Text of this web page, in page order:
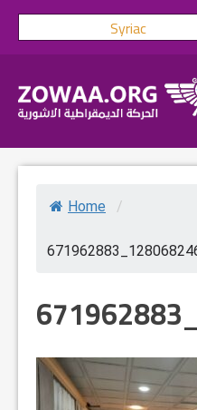
Skip
Syriac
Home /